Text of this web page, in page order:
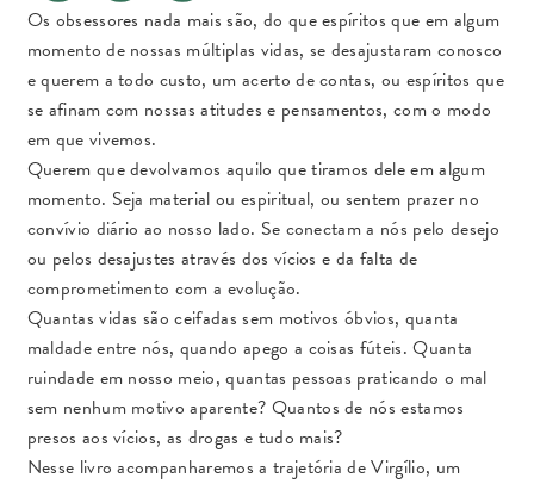
e
b
o
o
k
k
e
d
I
n
r
e
Os obsessores nada mais são, do que espíritos que em algum
momento de nossas múltiplas vidas, se desajustaram conosco
e querem a todo custo, um acerto de contas, ou espíritos que
se afinam com nossas atitudes e pensamentos, com o modo
em que vivemos.
Querem que devolvamos aquilo que tiramos dele em algum
momento. Seja material ou espiritual, ou sentem prazer no
convívio diário ao nosso lado. Se conectam a nós pelo desejo
ou pelos desajustes através dos vícios e da falta de
comprometimento com a evolução.
Quantas vidas são ceifadas sem motivos óbvios, quanta
maldade entre nós, quando apego a coisas fúteis. Quanta
ruindade em nosso meio, quantas pessoas praticando o mal
sem nenhum motivo aparente? Quantos de nós estamos
presos aos vícios, as drogas e tudo mais?
Nesse livro acompanharemos a trajetória de Virgílio, um